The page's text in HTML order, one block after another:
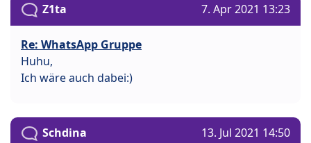
Z1ta 7. Apr 2021 13:23
Re: WhatsApp Gruppe
Huhu,
Ich wäre auch dabei:)
Schdina 13. Jul 2021 14:50